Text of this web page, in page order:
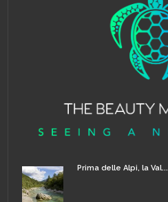
Prima delle Alpi, la Val...